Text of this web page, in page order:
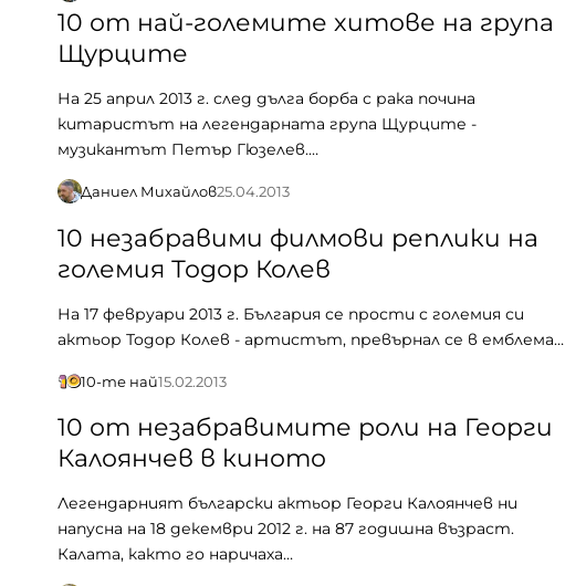
10 от най-големите хитове на група
Щурците
На 25 април 2013 г. след дълга борба с рака почина
китаристът на легендарната група Щурците -
музикантът Петър Гюзелев.…
Даниел Михайлов25.04.2013
10 незабравими филмови реплики на
големия Тодор Колев
На 17 февруари 2013 г. България се прости с големия си
актьор Тодор Колев - артистът, превърнал се в емблема…
10-те най15.02.2013
10 от незабравимите роли на Георги
Калоянчев в киното
Легендарният български актьор Георги Калоянчев ни
напусна на 18 декември 2012 г. на 87 годишна възраст.
Калата, както го наричаха…